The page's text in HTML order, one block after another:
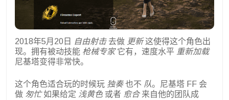
2018年5月20日 自由射击去做 更新这使得这个角色出
现。拥有被动技能 枪械专家它有，速度水平 重新加载
尼基塔变得非常快。
这个角色适合玩的时候玩 独奏也不 队。尼基塔 FF 会
做 匆忙如果给定 浅黄色 或者 愈合来自他的团队成